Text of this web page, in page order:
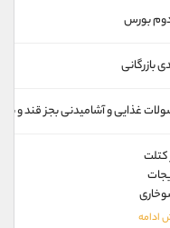
دوم بورس
بازرگانی
غذایی و آشامیدنی بجز قند و
کتلت